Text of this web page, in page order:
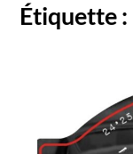
Étiquette :